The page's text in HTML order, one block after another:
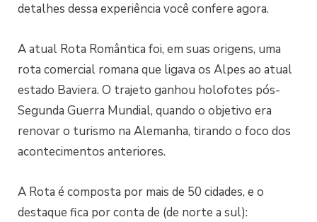
detalhes dessa experiência você confere agora.
A atual Rota Romântica foi, em suas origens, uma
rota comercial romana que ligava os Alpes ao atual
estado Baviera. O trajeto ganhou holofotes pós-
Segunda Guerra Mundial, quando o objetivo era
renovar o turismo na Alemanha, tirando o foco dos
acontecimentos anteriores.
A Rota é composta por mais de 50 cidades, e o
destaque fica por conta de (de norte a sul):